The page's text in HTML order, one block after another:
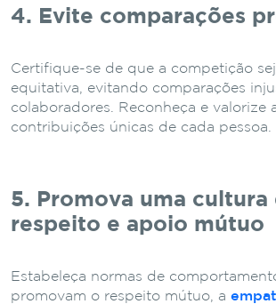
4. Evite comparações
Certifique-se de que a competição
equitativa, evitando comparações
colaboradores. Reconheça e valorize
contribuições únicas de cada pessoa.
5. Promova uma cultura
respeito e apoio mútuo
Estabeleça normas de
promovam o respeito mútuo, a